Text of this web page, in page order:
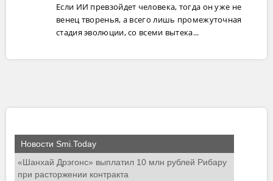
Если ИИ превзойдет человека, тогда он уже не
венец творенья, а всего лишь промежуточная
стадия эволюции, со всеми вытека...